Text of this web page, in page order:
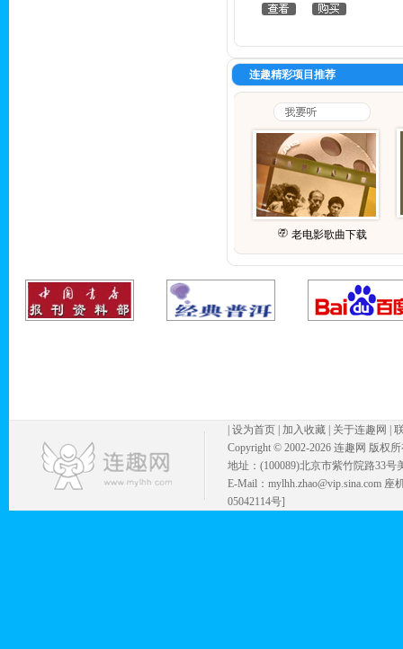
连趣精彩项目推荐
老电影歌曲下载
设为首页 加入收藏 关于连趣网
Copyright © 2002-2026 连趣网 版权
地址：(100089)北京市紫竹院路33号
E-Mail：mylhh.zhao@vip.sina.com
05042114号]